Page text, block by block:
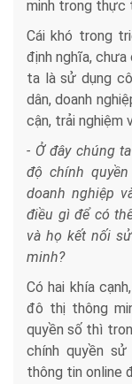
minh trong thực
Cái khó trong
định nghĩa,
ta là sử dụng
dân, doanh
cận, trải nghiệm
- Ở đây chúng
độ chính
doanh nghiệp
điều gì để có
và họ kết nối
minh?
Có hai khía
đô thị thông
quyền số thì
chính quyền
thông tin online